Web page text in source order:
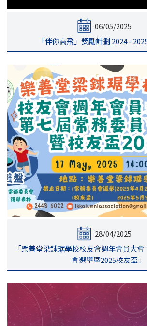
06/05/2025
「伴你高飛」獎勵計劃 2024 -
28/04/2025
「樂善堂梁銶琚學校校友會週年會員大
會選舉暨2025校友盃」